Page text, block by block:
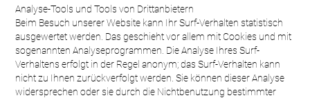
Analyse-Tools und Tools von Drittanbietern
Beim Besuch unserer Website kann Ihr Surf-Verhalten statistisch
ausgewertet werden. Das geschieht vor allem mit Cookies und mit
sogenannten Analyseprogrammen. Die Analyse Ihres Surf-
Verhaltens erfolgt in der Regel anonym; das Surf-Verhalten kann
nicht zu Ihnen zurückverfolgt werden. Sie können dieser Analyse
widersprechen oder sie durch die Nichtbenutzung bestimmter